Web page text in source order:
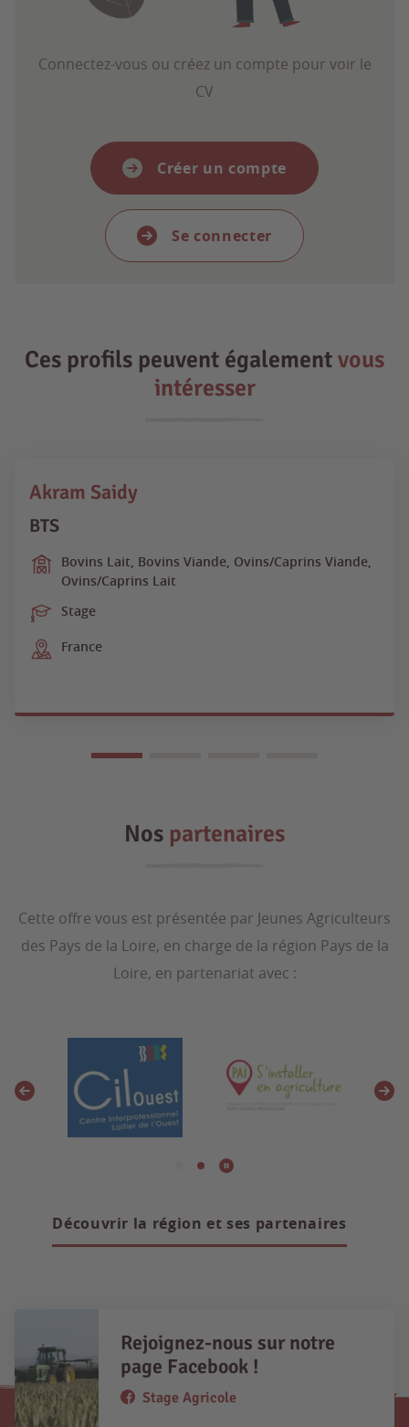
Connectez-vous ou créez un compte pour voir le
CV
Créer un compte
Se connecter
Ces profils peuvent égalementvous
intéresser
Akram Saidy
BTS
Bovins Lait, Bovins Viande, Ovins/Caprins Viande,
Ovins/Caprins Lait
Stage
France
Nos partenaires
Cette offre vous est présentée par Jeunes Agriculteurs
des Pays de la Loire, en charge de la région Pays de la
Loire, en partenariat avec :
Découvrir la région et ses partenaires
Rejoignez-nous sur notre
page Facebook !
Stage Agricole